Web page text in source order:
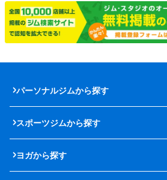
パーソナルジムから探す
スポーツジムから探す
ヨガから探す